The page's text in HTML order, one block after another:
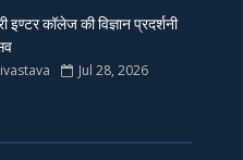
इण्टर कॉलेज की विज्ञान प्रदर्शनी
Jul 28, 2026